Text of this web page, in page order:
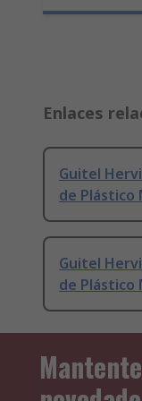
Enlaces
Guitel
de Plástico
Guitel
de Plástico